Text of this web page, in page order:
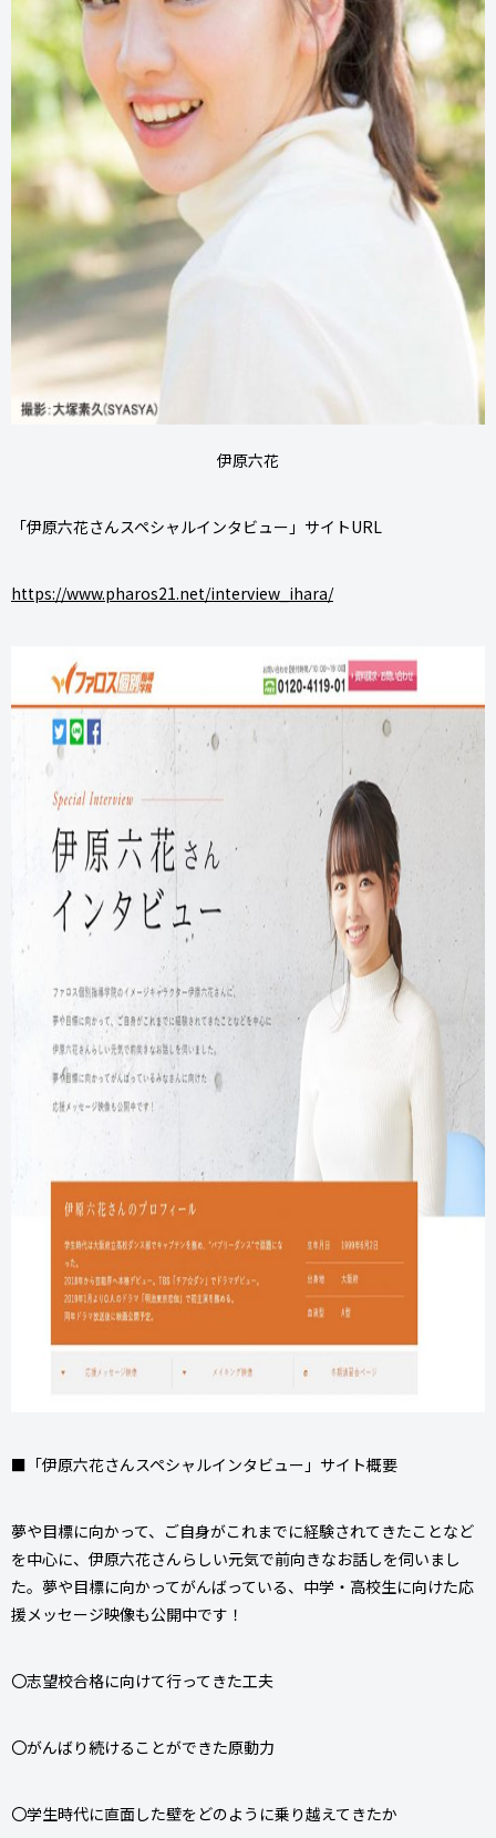
伊原六花
「伊原六花さんスペシャルインタビュー」サイトURL
https://www.pharos21.net/interview_ihara/
■「伊原六花さんスペシャルインタビュー」サイト概要
夢や目標に向かって、ご自身がこれまでに経験されてきたことなど
を中心に、伊原六花さんらしい元気で前向きなお話しを伺いまし
た。夢や目標に向かってがんばっている、中学・高校生に向けた応
援メッセージ映像も公開中です！
〇志望校合格に向けて行ってきた工夫
〇がんばり続けることができた原動力
〇学生時代に直面した壁をどのように乗り越えてきたか